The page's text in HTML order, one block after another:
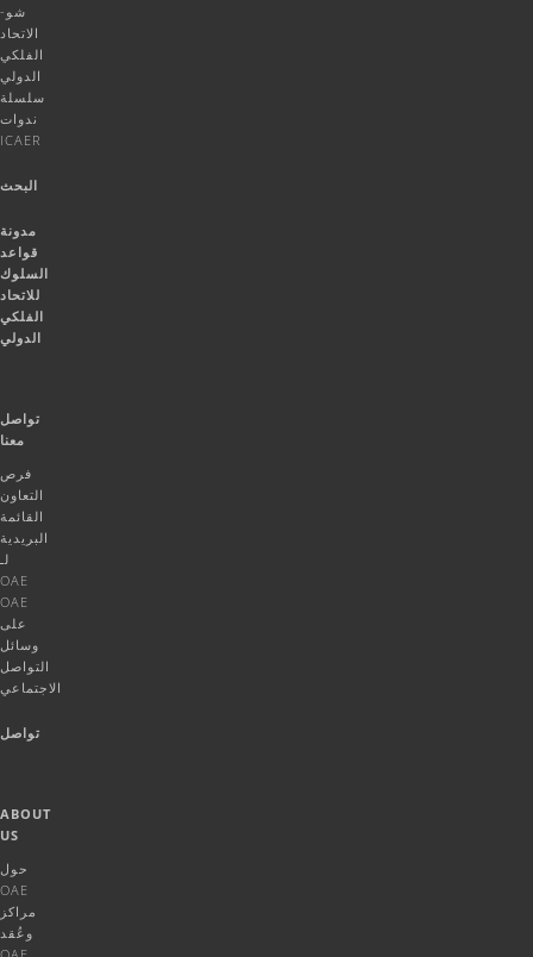
شو-
الاتحاد
الفلكي
الدولي
سلسلة
ندوات
ICAER
البحث
مدونة
قواعد
السلوك
للاتحاد
الفلكي
الدولي
تواصل
معنا
فرص
التعاون
القائمة
البريدية
لـ
OAE
OAE
على
وسائل
التواصل
الاجتماعي
تواصل
ABOUT
US
حول
OAE
مراكز
وعُقد